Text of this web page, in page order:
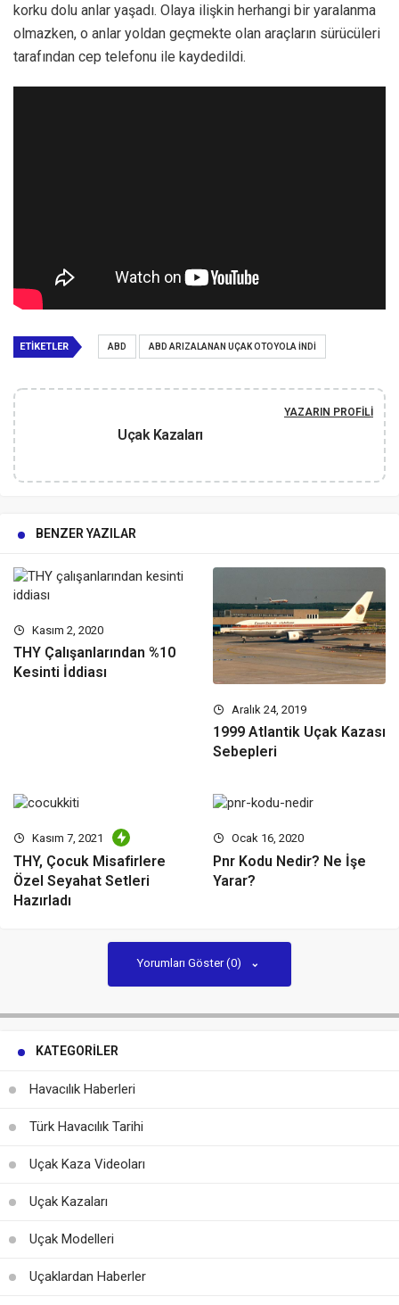
korku dolu anlar yaşadı. Olaya ilişkin herhangi bir yaralanma
olmazken, o anlar yoldan geçmekte olan araçların sürücüleri
tarafından cep telefonu ile kaydedildi.
ETIKETLER ABD ABD ARIZALANAN UÇAK OTOYOLA INDI
Uçak Kazaları
YAZARIN PROFILI
BENZER YAZILAR
Kasım 2, 2020
THY Çalışanlarından %10
Kesinti İddiası
Aralık 24, 2019
1999 Atlantik Uçak Kazası
Sebepleri
Kasım 7, 2021
THY, Çocuk Misafirlere
Özel Seyahat Setleri
Hazırladı
Ocak 16, 2020
Pnr Kodu Nedir? Ne İşe
Yarar?
Yorumları Göster (0)
KATEGORILER
Havacılık Haberleri
Türk Havacılık Tarihi
Uçak Kaza Videoları
Uçak Kazaları
Uçak Modelleri
Uçaklardan Haberler